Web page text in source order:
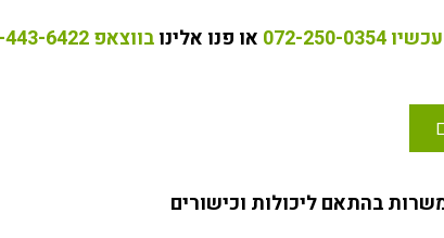
250-0354 או פנו אלינובווצאפ 054-443-6422
בהתאם ליכולות וכישורים